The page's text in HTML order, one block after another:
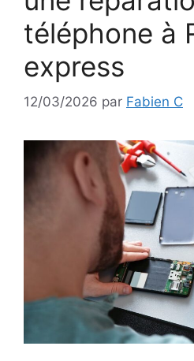
téléphone à
express
12/03/2026 par Fabien C